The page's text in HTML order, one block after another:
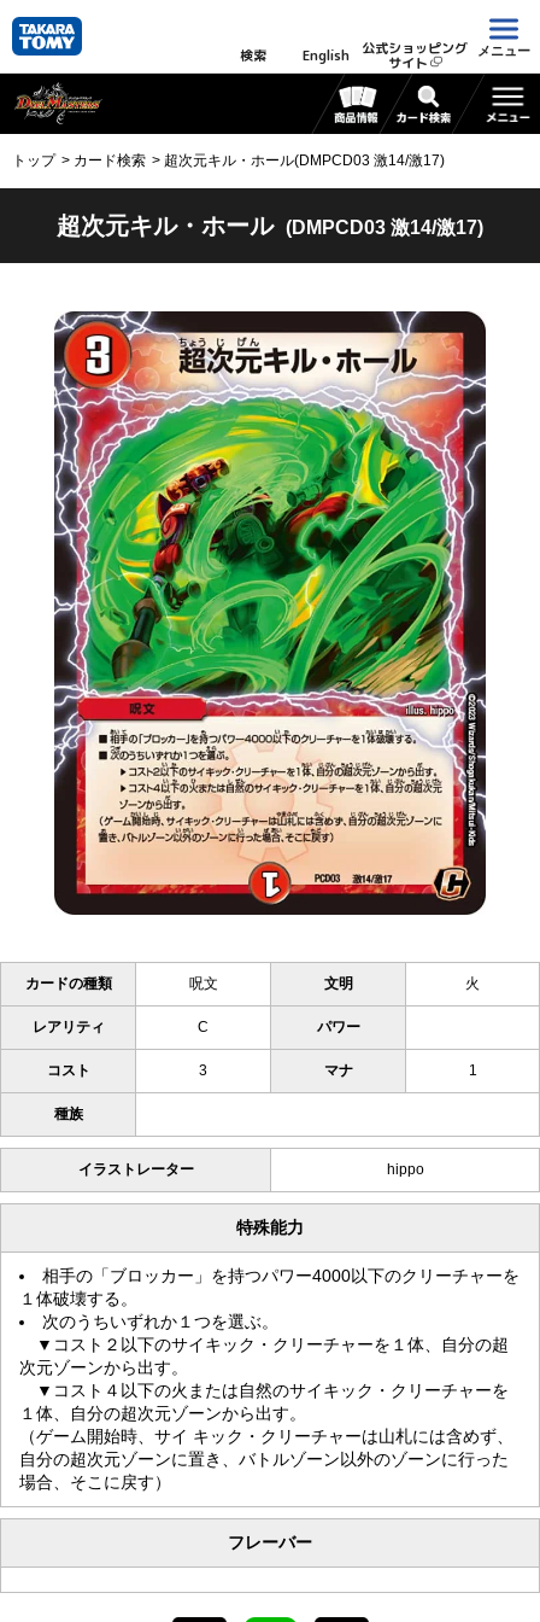
検索 English 公式ショッピング
サイト
メニュー
トップ カード検索 超次元キル・ホール(DMPCD03 激14/激17)
超次元キル・ホール (DMPCD03 激14/激17)
カードの種類 呪文 文明 火
レアリティ C パワー
コスト 3 マナ 1
種族
イラストレーター hippo
特殊能力
相手の「ブロッカー」を持つパワー4000以下のクリーチャーを
１体破壊する。
次のうちいずれか１つを選ぶ。
▼コスト２以下のサイキック・クリーチャーを１体、自分の超
次元ゾーンから出す。
▼コスト４以下の火または自然のサイキック・クリーチャーを
１体、自分の超次元ゾーンから出す。
（ゲーム開始時、サイ キック・クリーチャーは山札には含めず、
自分の超次元ゾーンに置き、バトルゾーン以外のゾーンに行った
場合、そこに戻す）
フレーバー